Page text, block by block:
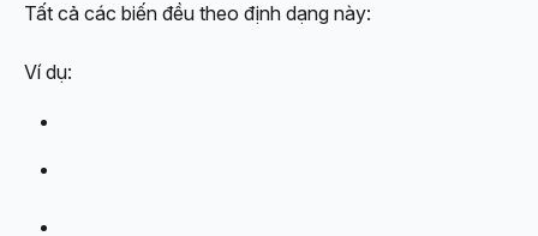
Tất cả các biến đều theo định dạng này:
Ví dụ: